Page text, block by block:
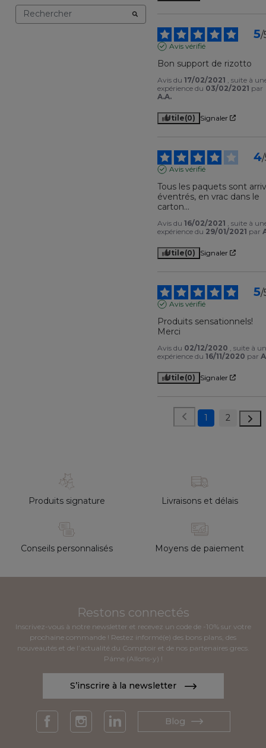
5/
Avis vérifié
Bon support de rizotto
Avis du17/02/2021
, suite à
expérience du 03/02/2021 par
A.A.
Utile(0) Signaler
4/
Avis vérifié
Tous les paquets sont
éventrés, en vrac dans le
carton...
Avis du16/02/2021
, suite à
expérience du 29/01/2021 par
Utile(0) Signaler
5/
Avis vérifié
Produits sensationnels!
Merci
Avis du 02/12/2020
, suite à
expérience du16/11/2020 par
Utile(0) Signaler
1 2
Produits signature Livraisons et délais
Conseils personnalisés Moyens de paiement
Restons connectés
Inscrivez-vous à notre newsletter et recevez un code de -10% sur votre
prochaine commande ! Restez informé(e) des bons plans, des
nouveautés et de l’actualité du Comptoir et de nos partenaires grecs.
Páme (Allons-y) !
S’inscrire à la newsletter
Blog